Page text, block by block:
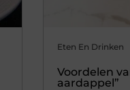
Eten En Drinken
Voordelen
aardappel”